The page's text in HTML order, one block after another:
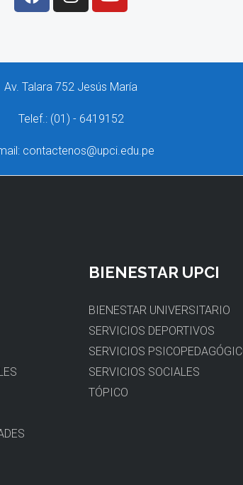
Av. Talara 752 Jesús María
Telef.: (01) - 6419152
contactenos@upci.edu.pe
BIENESTAR UPCI
BIENESTAR UNIVERSITARIO
SERVICIOS DEPORTIVOS
SERVICIOS
SERVICIOS SOCIALES
TÓPICO